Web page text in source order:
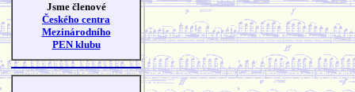
Jsme členové
Českého centra
Mezinárodního
PEN klubu